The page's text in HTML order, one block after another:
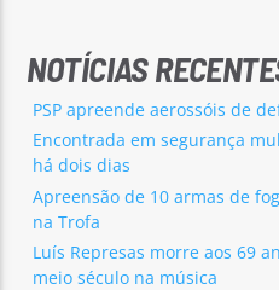
NOTÍCIAS
PSP apreende aerossóis de
Encontrada em segurança
há dois dias
Apreensão de 10 armas de
na Trofa
Luís Represas morre aos 69
meio século na música